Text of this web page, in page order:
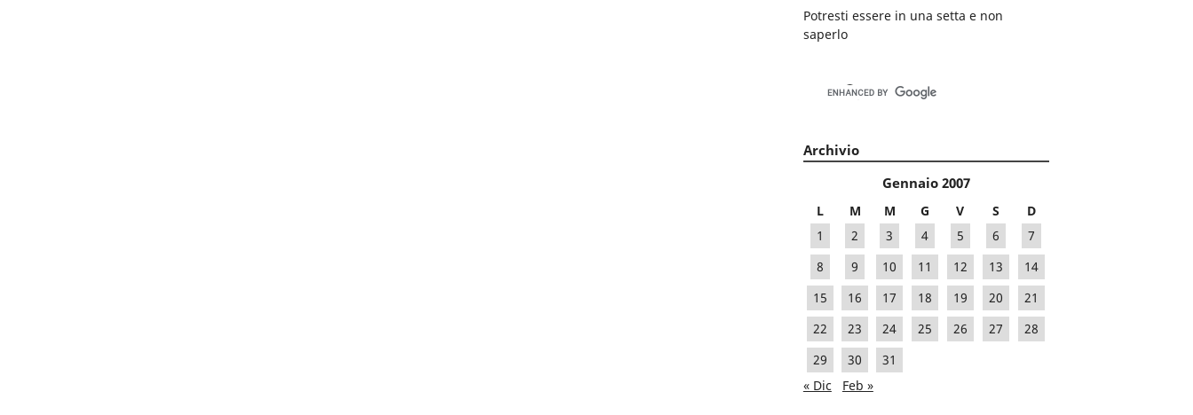
Potresti essere in una setta e non
saperlo
Archivio
Gennaio 2007
L M M G V S
D
1
2 3 4 5 6
7
8
9 10 11 12 13
14
15
16 17 18 19 20
21
22
23 24 25 26 27
28
29
30
31
« Dic
Feb »